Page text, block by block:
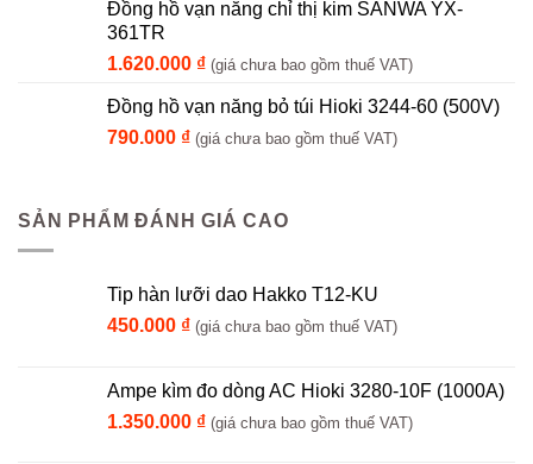
Đồng hồ vạn năng chỉ thị kim SANWA YX-
361TR
1.620.000 ₫ (giá chưa bao gồm thuế VAT)
Đồng hồ vạn năng bỏ túi Hioki 3244-60 (500V)
790.000 ₫ (giá chưa bao gồm thuế VAT)
SẢN PHẨM ĐÁNH GIÁ CAO
Tip hàn lưỡi dao Hakko T12-KU
450.000 ₫ (giá chưa bao gồm thuế VAT)
Ampe kìm đo dòng AC Hioki 3280-10F (1000A)
1.350.000 ₫ (giá chưa bao gồm thuế VAT)